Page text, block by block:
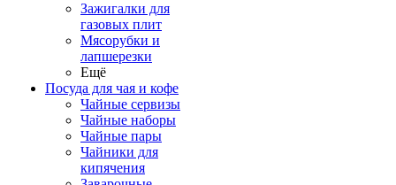
Зажигалки для
газовых плит
Мясорубки и
лапшерезки
Ещё
Посуда для чая и кофе
Чайные сервизы
Чайные наборы
Чайные пары
Чайники для
кипячения